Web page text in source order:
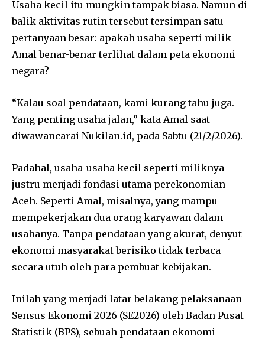
Usaha kecil itu mungkin tampak biasa. Namun di
balik aktivitas rutin tersebut tersimpan satu
pertanyaan besar: apakah usaha seperti milik
Amal benar-benar terlihat dalam peta ekonomi
negara?
“Kalau soal pendataan, kami kurang tahu juga.
Yang penting usaha jalan,” kata Amal saat
diwawancarai Nukilan.id, pada Sabtu (21/2/2026).
Padahal, usaha-usaha kecil seperti miliknya
justru menjadi fondasi utama perekonomian
Aceh. Seperti Amal, misalnya, yang mampu
mempekerjakan dua orang karyawan dalam
usahanya. Tanpa pendataan yang akurat, denyut
ekonomi masyarakat berisiko tidak terbaca
secara utuh oleh para pembuat kebijakan.
Inilah yang menjadi latar belakang pelaksanaan
Sensus Ekonomi 2026 (SE2026) oleh Badan Pusat
Statistik (BPS), sebuah pendataan ekonomi